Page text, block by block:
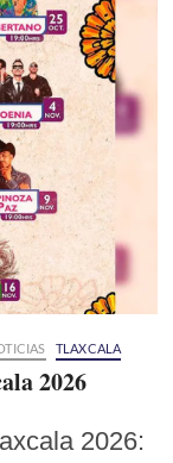
TLAXCALA
2026
2026: